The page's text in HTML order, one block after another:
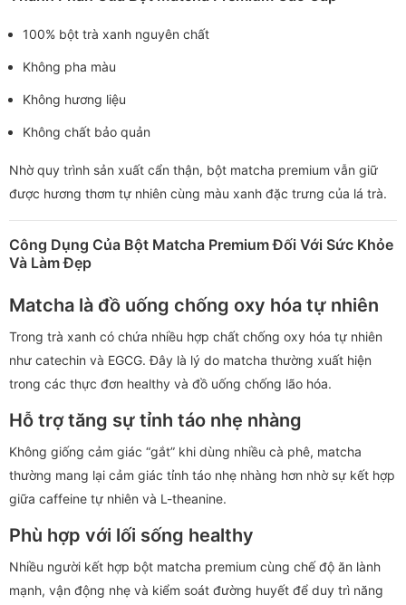
100% bột trà xanh nguyên chất
Không pha màu
Không hương liệu
Không chất bảo quản
Nhờ quy trình sản xuất cẩn thận, bột matcha premium vẫn giữ
được hương thơm tự nhiên cùng màu xanh đặc trưng của lá trà.
Công Dụng Của Bột Matcha Premium Đối Với Sức Khỏe
Và Làm Đẹp
Matcha là đồ uống chống oxy hóa tự nhiên
Trong trà xanh có chứa nhiều hợp chất chống oxy hóa tự nhiên
như catechin và EGCG. Đây là lý do matcha thường xuất hiện
trong các thực đơn healthy và đồ uống chống lão hóa.
Hỗ trợ tăng sự tỉnh táo nhẹ nhàng
Không giống cảm giác “gắt” khi dùng nhiều cà phê, matcha
thường mang lại cảm giác tỉnh táo nhẹ nhàng hơn nhờ sự kết hợp
giữa caffeine tự nhiên và L-theanine.
Phù hợp với lối sống healthy
Nhiều người kết hợp bột matcha premium cùng chế độ ăn lành
mạnh, vận động nhẹ và kiểm soát đường huyết để duy trì năng